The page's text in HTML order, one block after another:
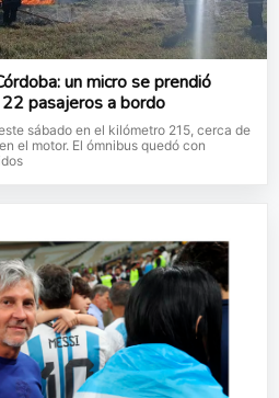
un micro se prendió
pasajeros a bordo
sábado en el kilómetro 215, cerca de
el motor. El ómnibus quedó con